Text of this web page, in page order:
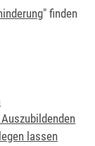
" finden
lassen